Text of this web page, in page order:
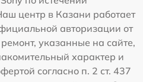
центр в Казани работает
авторизации от
указанные на сайте,
характер и
согласно п. 2 ст. 437